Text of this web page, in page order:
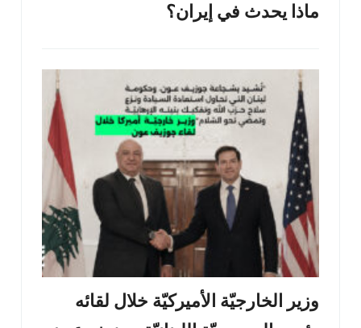
ماذا يحدث في إيران؟
وزير الخارجيّة الأميركيّة خلال لقائه